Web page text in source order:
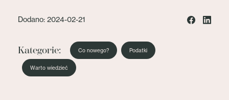
Dodano: 2024-02-21
Kategorie: Co nowego? Podatki
Warto wiedzieć